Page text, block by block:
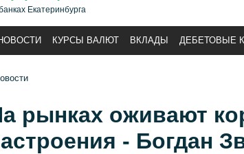
Екатеринбурга
КУРСЫ ВАЛЮТ ВКЛАДЫ ДЕБЕТОВЫЕ
рынках оживают
- Богдан